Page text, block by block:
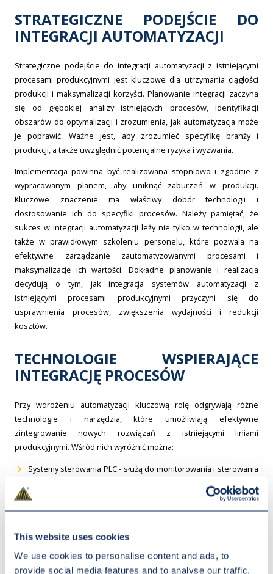
This website uses cookies
We use cookies to personalise content and ads, to
provide social media features and to analyse our traffic.
STRATEGICZNE PODEJŚCIE DO
INTEGRACJI AUTOMATYZACJI
Strategiczne podejście do integracji automatyzacji z istniejącymi
procesami produkcyjnymi jest kluczowe dla utrzymania ciągłości
produkcji i maksymalizacji korzyści. Planowanie integracji zaczyna
się od głębokiej analizy istniejących procesów, identyfikacji
obszarów do optymalizacji i zrozumienia, jak automatyzacja może
je poprawić. Ważne jest, aby zrozumieć specyfikę branży i
produkcji, a także uwzględnić potencjalne ryzyka i wyzwania.
Implementacja powinna być realizowana stopniowo i zgodnie z
wypracowanym planem, aby uniknąć zaburzeń w produkcji.
Kluczowe znaczenie ma właściwy dobór technologii i
dostosowanie ich do specyfiki procesów. Należy pamiętać, że
sukces w integracji automatyzacji leży nie tylko w technologii, ale
także w prawidłowym szkoleniu personelu, które pozwala na
efektywne zarządzanie zautomatyzowanymi procesami i
maksymalizację ich wartości. Dokładne planowanie i realizacja
decydują o tym, jak integracja systemów automatyzacji z
istniejącymi procesami produkcyjnymi przyczyni się do
usprawnienia procesów, zwiększenia wydajności i redukcji
kosztów.
TECHNOLOGIE WSPIERAJĄCE
INTEGRACJĘ PROCESÓW
Przy wdrożeniu automatyzacji kluczową rolę odgrywają różne
technologie i narzędzia, które umożliwiają efektywne
zintegrowanie nowych rozwiązań z istniejącymi liniami
produkcyjnymi. Wśród nich wyróżnić można:
Systemy sterowania PLC - służą do monitorowania i sterowania
automatyzację.
Roboty przemysłowe - wykorzystywane do automatyzacji zadań
montaż czy pakowanie.
Systemy wizyjne - stosowane do automatycznego
kontrolowania jakości produktów i wykrywania błędów.